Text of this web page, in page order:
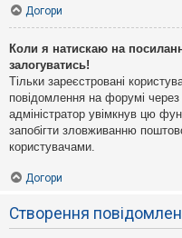
Догори
Коли я натискаю на
залогуватись!
Тільки зареєстровані
повідомлення на форумі
адміністратор увімкнув цю
запобігти зловживанню
користувачами.
Догори
Створення